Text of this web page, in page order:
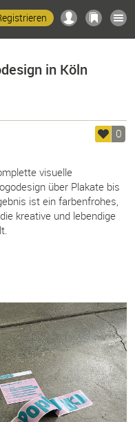
in Köln
0
visuelle
über Plakate bis
ist ein farbenfrohes,
kreative und lebendige